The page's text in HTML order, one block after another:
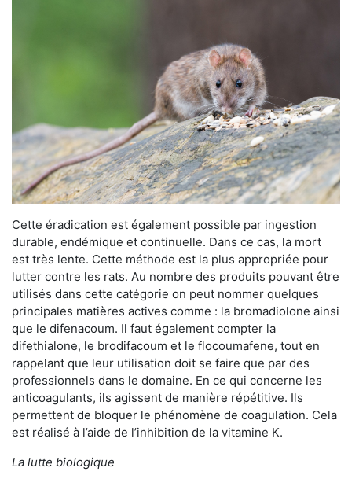
Cette éradication est également possible par ingestion
durable, endémique et continuelle. Dans ce cas, la mort
est très lente. Cette méthode est la plus appropriée pour
lutter contre les rats. Au nombre des produits pouvant être
utilisés dans cette catégorie on peut nommer quelques
principales matières actives comme : la bromadiolone ainsi
que le difenacoum. Il faut également compter la
difethialone, le brodifacoum et le flocoumafene, tout en
rappelant que leur utilisation doit se faire que par des
professionnels dans le domaine. En ce qui concerne les
anticoagulants, ils agissent de manière répétitive. Ils
permettent de bloquer le phénomène de coagulation. Cela
est réalisé à l’aide de l’inhibition de la vitamine K.
La lutte biologique